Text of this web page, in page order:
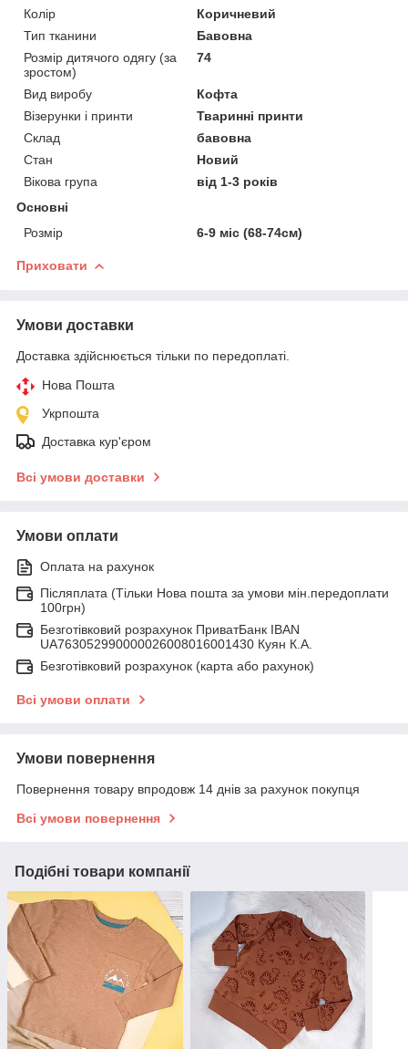
Колір
Коричневий
Тип тканини
Бавовна
Розмір дитячого одягу (за
зростом)
74
Вид виробу
Кофта
Візерунки і принти
Тваринні принти
Склад
бавовна
Стан
Новий
Вікова група
від 1-3 років
Основні
Розмір
6-9 міс (68-74см)
Приховати
Умови доставки
Доставка здійснюється тільки по передоплаті.
Нова Пошта
Укрпошта
Доставка кур'єром
Всі умови доставки
Умови оплати
Оплата на рахунок
Післяплата (Тільки Нова пошта за умови мін.передоплати
100грн)
Безготівковий розрахунок ПриватБанк IBAN
UA763052990000026008016001430 Куян К.А.
Безготівковий розрахунок (карта або рахунок)
Всі умови оплати
Умови повернення
Повернення товару впродовж 14 днів за рахунок покупця
Всі умови повернення
Подібні товари компанії